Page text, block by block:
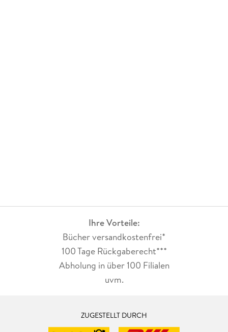
Ihre Vorteile:
Bücher versandkostenfrei*
100 Tage Rückgaberecht***
Abholung in über 100 Filialen
uvm.
ZUGESTELLT DURCH